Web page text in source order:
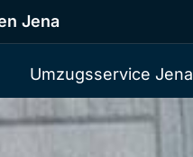
Jena
Umzugsservice Jena